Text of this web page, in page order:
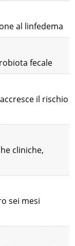
al linfedema
fecale
il rischio
cliniche,
sei mesi